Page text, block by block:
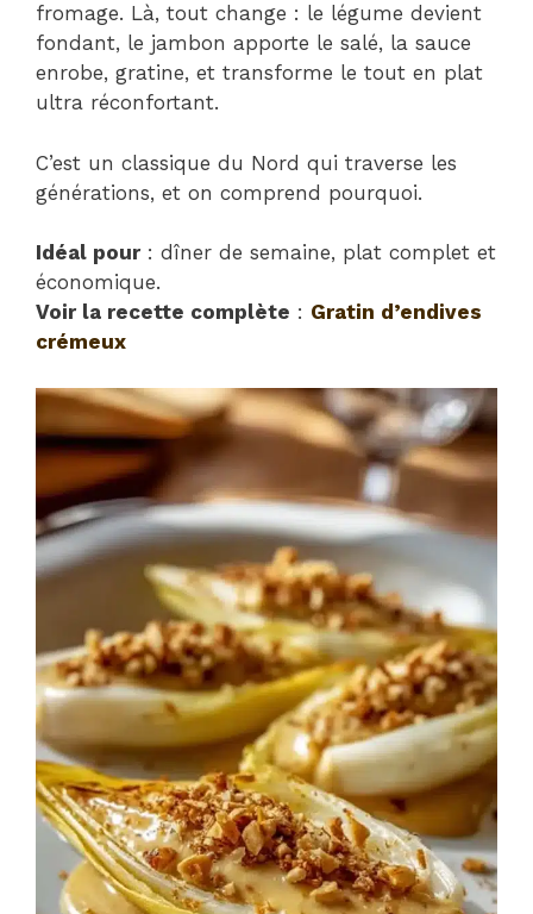
fromage. Là, tout change : le légume devient
fondant, le jambon apporte le salé, la sauce
enrobe, gratine, et transforme le tout en plat
ultra réconfortant.
C’est un classique du Nord qui traverse les
générations, et on comprend pourquoi.
Idéal pour: dîner de semaine, plat complet et
économique.
Voir la recette complète : Gratin d’endives
crémeux